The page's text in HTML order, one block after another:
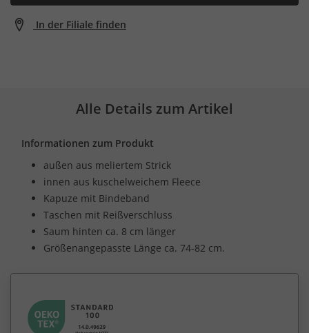
In der Filiale finden
Alle Details zum Artikel
Informationen zum Produkt
außen aus meliertem Strick
innen aus kuschelweichem Fleece
Kapuze mit Bindeband
Taschen mit Reißverschluss
Saum hinten ca. 8 cm länger
Größenangepasste Länge ca. 74-82 cm.